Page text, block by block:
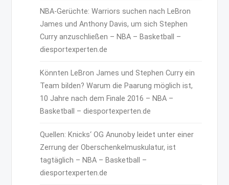
NBA-Gerüchte: Warriors suchen nach LeBron
James und Anthony Davis, um sich Stephen
Curry anzuschließen – NBA – Basketball –
diesportexperten.de
Könnten LeBron James und Stephen Curry ein
Team bilden? Warum die Paarung möglich ist,
10 Jahre nach dem Finale 2016 – NBA –
Basketball – diesportexperten.de
Quellen: Knicks‘ OG Anunoby leidet unter einer
Zerrung der Oberschenkelmuskulatur, ist
tagtäglich – NBA – Basketball –
diesportexperten.de